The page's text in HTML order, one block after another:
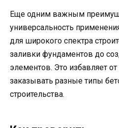
Еще одним важным
универсальность
для широкого спектра
заливки фундаментов до
элементов. Это избавляет
заказывать разные типы
строительства.